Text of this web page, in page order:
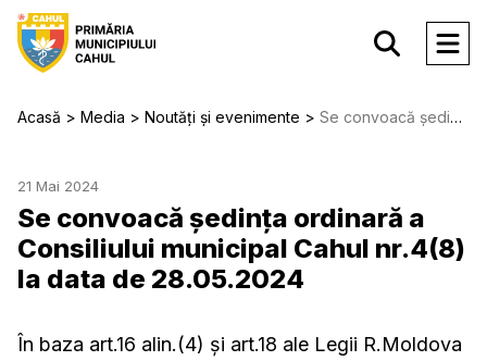
Acasă Media Noutăți și evenimente Se convoacă şedinţa ordinară a Consiliului municipal Cahul nr.4(8) la data de 28.05.2024
21 Mai 2024
Se convoacă şedinţa ordinară a
Consiliului municipal Cahul nr.4(8)
la data de 28.05.2024
În baza art.16 alin.(4) şi art.18 ale Legii R.Moldova